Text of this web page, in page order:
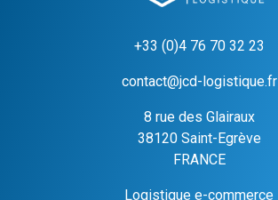
+33 (0)4 76 70 32 23
contact@jcd-logistique.fr
8 rue des Glairaux
38120 Saint-Egrève
FRANCE
Logistique e-commerce